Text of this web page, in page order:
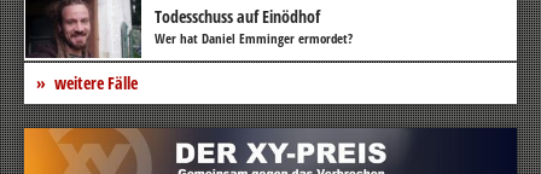
Todesschuss auf Einödhof
Wer hat Daniel Emminger ermordet?
weitere Fälle